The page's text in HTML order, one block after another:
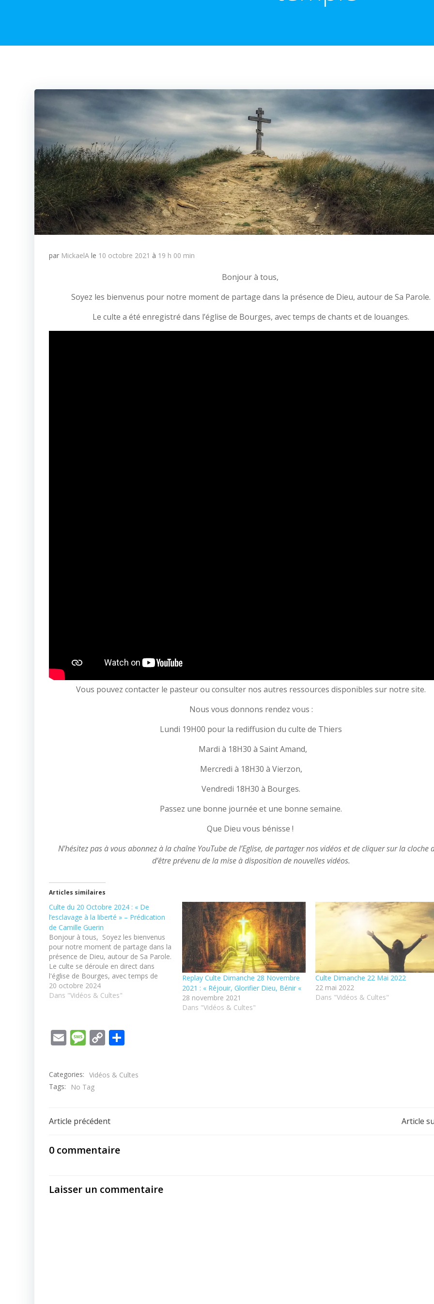
par MickaelA le 10 octobre 2021 à 19 h 00 min
Bonjour à tous,
Soyez les bienvenus pour notre moment de partage dans la présence de Dieu, autour de Sa Parole.
Le culte a été enregistré dans l’église de Bourges, avec temps de chants et de louanges.
Vous pouvez contacter le pasteur ou consulter nos autres ressources disponibles sur notre site.
Nous vous donnons rendez vous :
Lundi 19H00 pour la rediffusion du culte de Thiers
Mardi à 18H30 à Saint Amand,
Mercredi à 18H30 à Vierzon,
Vendredi 18H30 à Bourges.
Passez une bonne journée et une bonne semaine.
Que Dieu vous bénisse !
N’hésitez pas à vous abonnez à la chaîne YouTube de l’Eglise, de partager nos vidéos et de cliquer sur la cloche
d’être prévenu de la mise à disposition de nouvelles vidéos.
Articles similaires
Culte du 20 Octobre 2024 : « De
l’esclavage à la liberté » – Prédication
de Camille Guerin
Bonjour à tous, Soyez les bienvenus
pour notre moment de partage dans la
présence de Dieu, autour de Sa Parole.
Le culte se déroule en direct dans
l'église de Bourges, avec temps de
chants et de louanges. Vous pouvez
contacter le pasteur ou consulter nos
20 octobre 2024
Dans "Vidéos & Cultes"
Replay Culte Dimanche 28 Novembre
2021 : « Réjouir, Glorifier Dieu, Bénir «
28 novembre 2021
Dans "Vidéos & Cultes"
Culte Dimanche 22 Mai 2022
22 mai 2022
Dans "Vidéos & Cultes"
EmailMessage
Copy
Link
Categories: Vidéos & Cultes
Tags:
No Tag
Post
navigation
Article précédent Article
0 commentaire
Laisser un commentaire